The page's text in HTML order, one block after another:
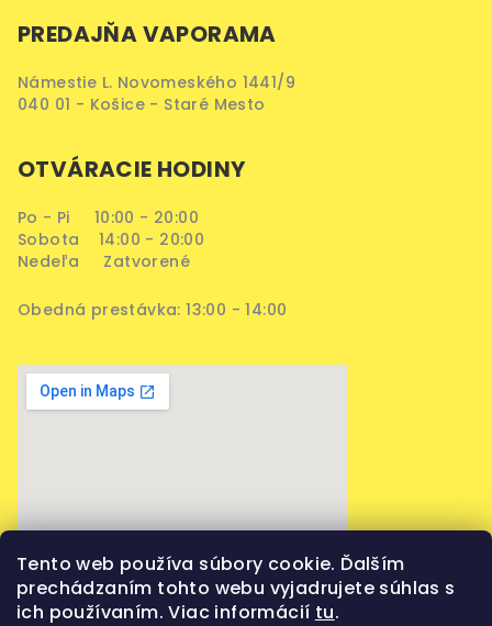
Tento web používa súbory cookie. Ďalším
prechádzaním tohto webu vyjadrujete súhlas s
ich používaním. Viac informácií tu.
PREDAJŇA VAPORAMA
Námestie L. Novomeského 1441/9
040 01 - Košice - Staré Mesto
OTVÁRACIE HODINY
Po - Pi 10:00 - 20:00
Sobota 14:00 - 20:00
Nedeľa Zatvorené
Obedná prestávka: 13:00 - 14:00